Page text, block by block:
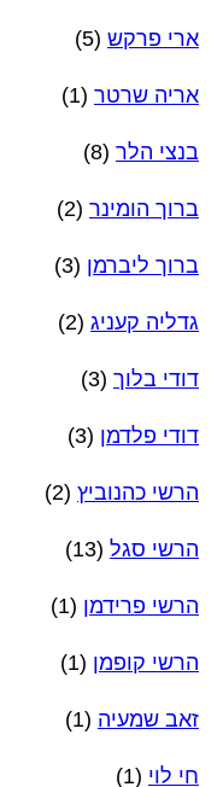
ארי פרקש (5)
אריה שרטר (1)
בנצי הלר (8)
ברוך הומינר (2)
ברוך ליברמן (3)
גדליה קעניג (2)
דודי בלוך (3)
דודי פלדמן (3)
הרשי כהנוביץ (2)
הרשי סגל (13)
הרשי פרידמן (1)
הרשי קופמן (1)
זאב שמעיה (1)
חי לוי (1)